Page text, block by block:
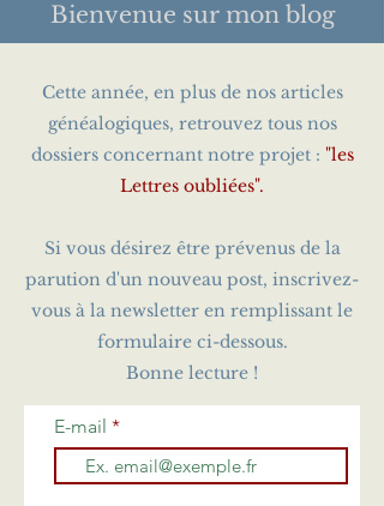
Bienvenue sur mon blog
Cette année, en plus de nos articles
généalogiques, retrouvez tous nos
dossiers concernant notre projet : "les
Lettres oubliées".
Si vous désirez être prévenus de la
parution d'un nouveau post, inscrivez-
vous à la newsletter en remplissant le
formulaire ci-dessous.
Bonne lecture !
E-mail